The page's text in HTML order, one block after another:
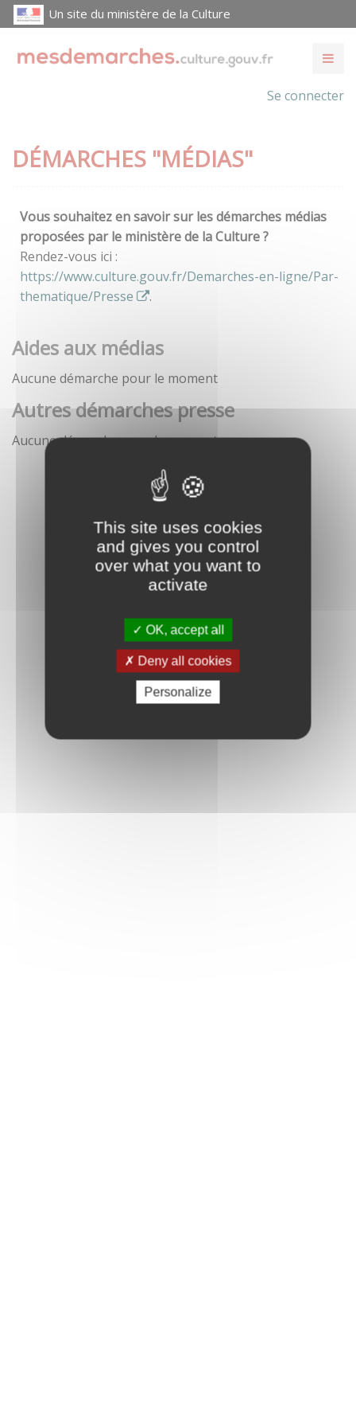
This site uses cookies
and gives you control
over what you want to
activate
OK, accept all
Deny all cookies
Personalize
Un site du ministère de la Culture
Se connecter
DÉMARCHES "MÉDIAS"
Vous souhaitez en savoir sur les démarches médias
proposées par le ministère de la Culture ?
Rendez-vous ici :
https://www.culture.gouv.fr/Demarches-en-ligne/Par-
thematique/Presse
.
Aides aux médias
Aucune démarche pour le moment
Autres démarches presse
Aucune démarche pour le moment